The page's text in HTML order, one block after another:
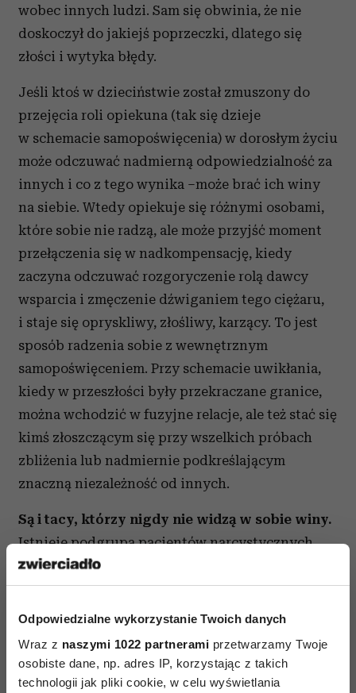
Odpowiedzialne wykorzystanie Twoich danych
Wraz z naszymi 1022 partnerami przetwarzamy Twoje
osobiste dane, np. adres IP, korzystając z takich
technologii jak pliki cookie, w celu wyświetlania
wobec innych ludzi. Sam się obwinia, że nie
doskoczył do jakiejś poprzeczki, dlatego się
złości i wytyka błędy.
Jeśli ktoś w dzieciństwie został zmuszony do
przejęcia roli opiekuna (tak się dzieje
w schemacie samopoświęcenia) w dorosłym życiu
może odczuwać nadmierną odpowiedzialność za
innych i co z tego wynika –może brać ich winy
na siebie. Wtedy opiekuje się różnymi osobami,
które sobie nie radzą, ale może przyjść moment
przełączenia się w nadkompensację, kiedy
zaczyna odczuwać rozgoryczenie rolą dawcy
wsparcia i zmęczenie dźwiganiem tego ciężaru,
i staje się opryskliwy, złośliwy, karzący. To jest
sposób radzenia sobie z wewnętrznym
samopoświęceniem. Przy schemacie uwikłania,
kiedy w przeszłości były przekraczane granice,
można wchodzić w fuzyjne relacje, ale też stać się
kimś złoszczącym się przy wszelkich próbach
zbliżenia lub nadmiernie podkreślającym
znaczną niezależność od innych.
Są i tacy, którzy nigdy nie widzą w sobie winy.
Istnieje podgrupa pacjentów narcystycznych,
którzy notorycznie obwiniają innych, ponieważ
zostali wbici w przeświadczenie o swojej
wyjątkowości i żyją w przekonaniu, że reguły się
chronicznie obwiniających innych ma
zanegowane, silnie stłumione poczucie winy –